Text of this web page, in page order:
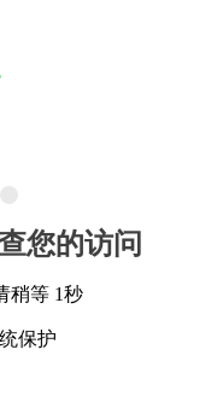
您的访问
稍等 1秒
保护